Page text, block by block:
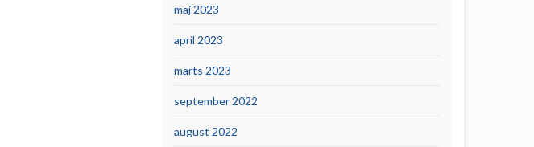
maj 2023
april 2023
marts 2023
september 2022
august 2022